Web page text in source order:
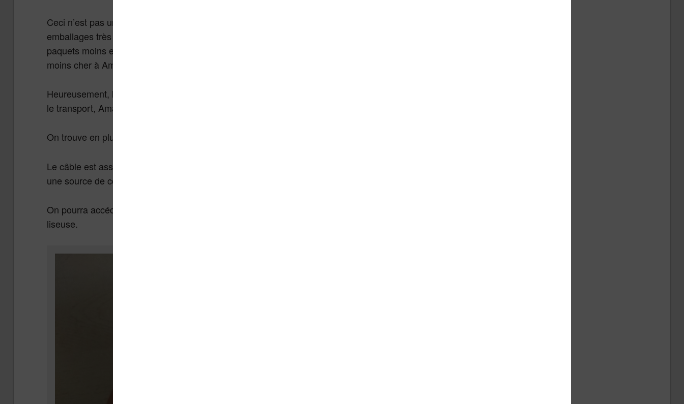
Ceci n’est pas une surprise, puisque Amazon nous a habitués depuis quelque temps à des
emballages très sommaires. L’objectif est sans doute d’expédier plus vite les liseuses, dans des
paquets moins encombrants, moins lourd et qui créée moins de déchet. Mais, aussi, cela coûte
moins cher à Amazon en transport.
Heureusement, la liseuse est arrivée sans encombre. De toute façon, en cas de problème durant
le transport, Amazon vous changera la liseuse sans faire d’histoire…
On trouve en plus de la liseuse un câble USB très classique ainsi qu’un petit mode d’emploi.
Le câble est assez court et le mode d’emploi nous demande simplement de brancher la liseuse à
une source de courant pour la recharger.
On pourra accéder à une notice plus complète située dans la bibliothèque numérique de la
liseuse.